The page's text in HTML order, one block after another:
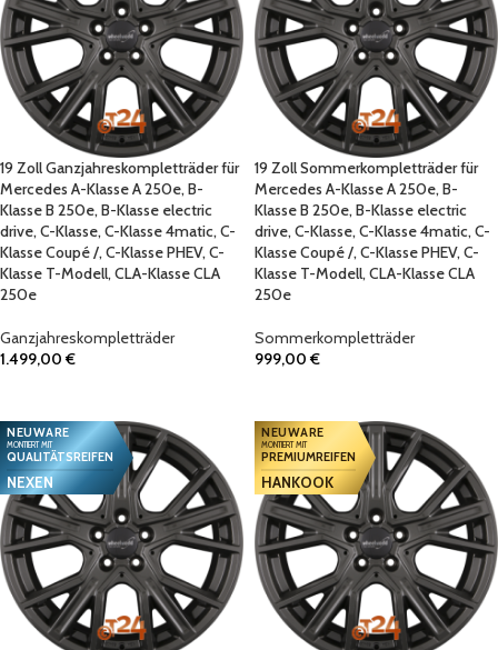
19 Zoll Ganzjahreskompletträder für
Mercedes A-Klasse A 250e, B-
Klasse B 250e, B-Klasse electric
drive, C-Klasse, C-Klasse 4matic, C-
Klasse Coupé /, C-Klasse PHEV, C-
Klasse T-Modell, CLA-Klasse CLA
250e
Ganzjahreskompletträder
1.499,00€
19 Zoll Sommerkompletträder für
Mercedes A-Klasse A 250e, B-
Klasse B 250e, B-Klasse electric
drive, C-Klasse, C-Klasse 4matic, C-
Klasse Coupé /, C-Klasse PHEV, C-
Klasse T-Modell, CLA-Klasse CLA
250e
Sommerkompletträder
999,00€
NEUWARE
MONTIERT MIT
QUALITÄTSREIFEN
NEXEN
NEUWARE
MONTIERT MIT
PREMIUMREIFEN
HANKOOK